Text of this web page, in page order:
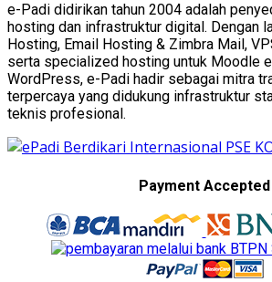
e-Padi didirikan tahun 2004 adalah
hosting dan infrastruktur digital. Dengan
Hosting, Email Hosting & Zimbra Mail,
serta specialized hosting untuk Moodle
WordPress, e-Padi hadir sebagai mitra
terpercaya yang didukung infrastruktur
teknis profesional.
Payment Accepted